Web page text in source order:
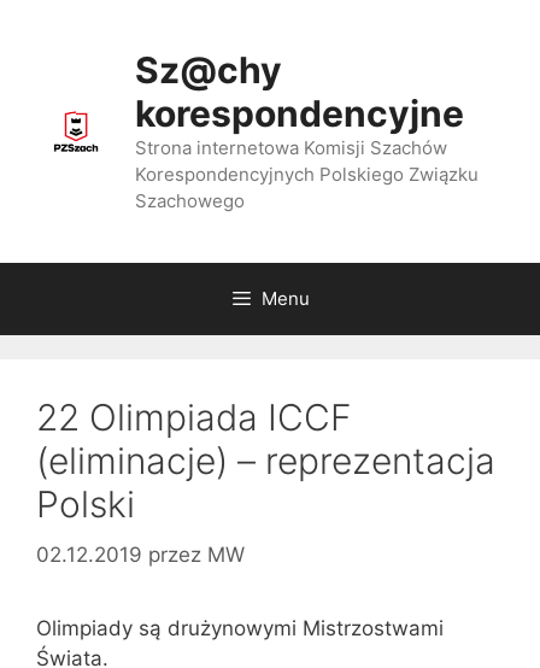
Sz@chy
korespondencyjne
Strona internetowa Komisji Szachów
Korespondencyjnych Polskiego Związku
Szachowego
Menu
22 Olimpiada ICCF
(eliminacje) – reprezentacja
Polski
02.12.2019 przez MW
Olimpiady są drużynowymi Mistrzostwami
Świata.